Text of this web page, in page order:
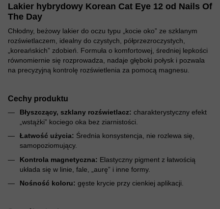
Lakier hybrydowy Korean Cat Eye 12 od Nails Of
The Day
Chłodny, beżowy lakier do oczu typu „kocie oko” ze szklanym
rozświetlaczem, idealny do czystych, półprzezroczystych,
„koreańskich” zdobień. Formuła o komfortowej, średniej lepkości
równomiernie się rozprowadza, nadaje głęboki połysk i pozwala
na precyzyjną kontrolę rozświetlenia za pomocą magnesu.
Cechy produktu
Błyszczący, szklany rozświetlacz: charakterystyczny efekt
„wstążki” kociego oka bez ziarnistości.
Łatwość użycia: Średnia konsystencja, nie rozlewa się,
samopoziomujący.
Kontrola magnetyczna: Elastyczny pigment z łatwością
układa się w linie, fale, „aurę” i inne formy.
Nośność koloru: gęste krycie przy cienkiej aplikacji.